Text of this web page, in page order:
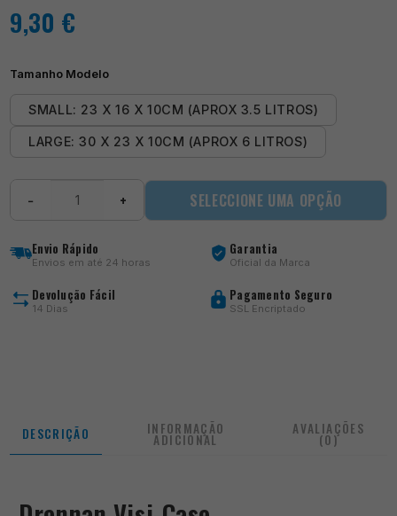
9,30 €
Tamanho Modelo
SMALL: 23 X 16 X 10CM (APROX 3.5 LITROS)
LARGE: 30 X 23 X 10CM (APROX 6 LITROS)
− + SELECCIONE UMA OPÇÃO
Envio Rápido
Envios em até 24 horas
Garantia
Oficial da Marca
Devolução Fácil
14 Dias
Pagamento Seguro
SSL Encriptado
DESCRIÇÃO INFORMAÇÃO
ADICIONAL
AVALIAÇÕES
(0)